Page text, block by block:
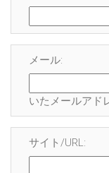
メール:
いたメールアド
サイト/URL: